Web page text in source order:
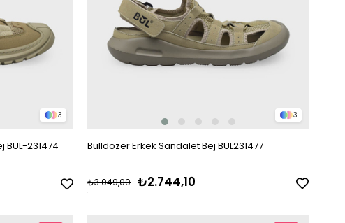
3
BUL-231474
3
Bulldozer Erkek Sandalet Bej BUL231477
₺2.744,10
₺3.049,00